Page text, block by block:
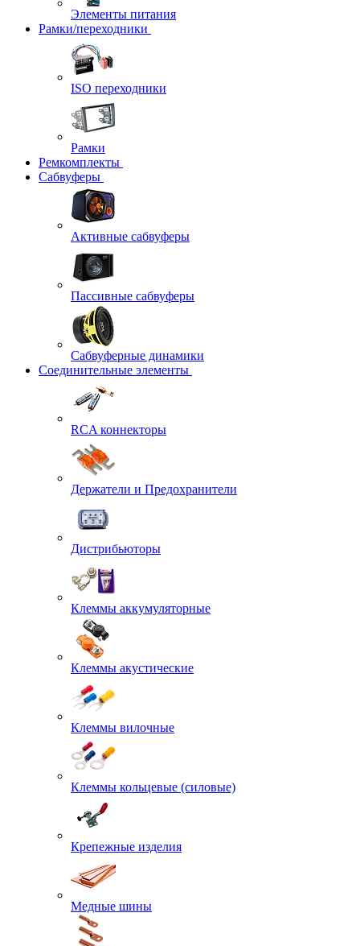
Элементы питания
Рамки/переходники
ISO переходники
Рамки
Ремкомплекты
Сабвуферы
Активные сабвуферы
Пассивные сабвуферы
Сабвуферные динамики
Соединительные элементы
RCA коннекторы
Держатели и Предохранители
Дистрибьюторы
Клеммы аккумуляторные
Клеммы акустические
Клеммы вилочные
Клеммы кольцевые (силовые)
Крепежные изделия
Медные шины